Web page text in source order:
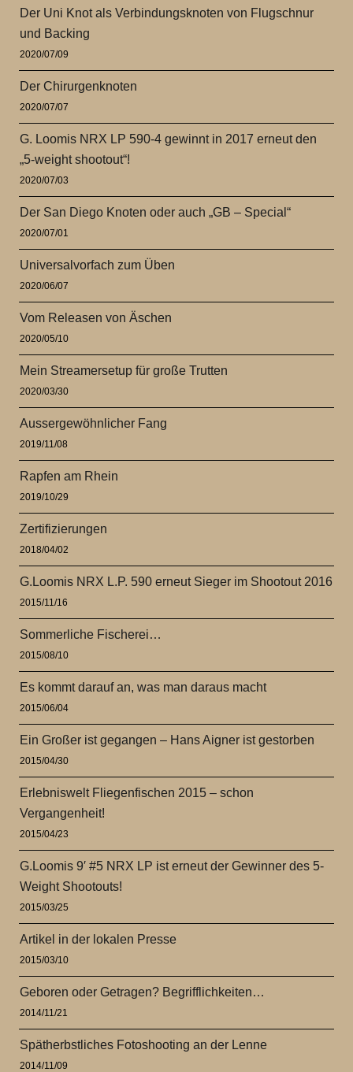
Der Uni Knot als Verbindungsknoten von Flugschnur
und Backing
2020/07/09
Der Chirurgenknoten
2020/07/07
G. Loomis NRX LP 590-4 gewinnt in 2017 erneut den
„5-weight shootout“!
2020/07/03
Der San Diego Knoten oder auch „GB – Special“
2020/07/01
Universalvorfach zum Üben
2020/06/07
Vom Releasen von Äschen
2020/05/10
Mein Streamersetup für große Trutten
2020/03/30
Aussergewöhnlicher Fang
2019/11/08
Rapfen am Rhein
2019/10/29
Zertifizierungen
2018/04/02
G.Loomis NRX L.P. 590 erneut Sieger im Shootout 2016
2015/11/16
Sommerliche Fischerei…
2015/08/10
Es kommt darauf an, was man daraus macht
2015/06/04
Ein Großer ist gegangen – Hans Aigner ist gestorben
2015/04/30
Erlebniswelt Fliegenfischen 2015 – schon
Vergangenheit!
2015/04/23
G.Loomis 9′ #5 NRX LP ist erneut der Gewinner des 5-
Weight Shootouts!
2015/03/25
Artikel in der lokalen Presse
2015/03/10
Geboren oder Getragen? Begrifflichkeiten…
2014/11/21
Spätherbstliches Fotoshooting an der Lenne
2014/11/09